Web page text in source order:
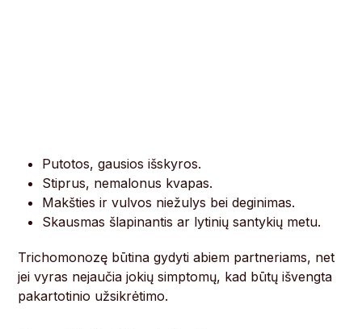
Putotos, gausios išskyros.
Stiprus, nemalonus kvapas.
Makšties ir vulvos niežulys bei deginimas.
Skausmas šlapinantis ar lytinių santykių metu.
Trichomonozę būtina gydyti abiem partneriams, net
jei vyras nejaučia jokių simptomų, kad būtų išvengta
pakartotinio užsikrėtimo.